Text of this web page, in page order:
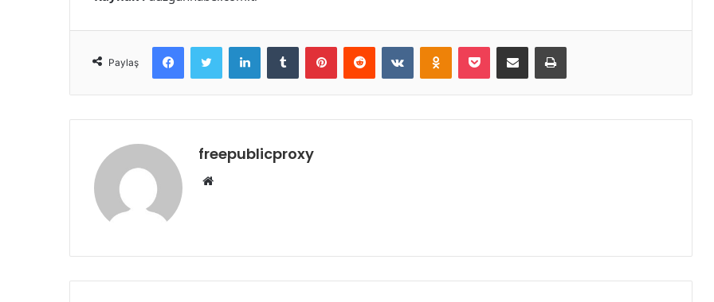
Paylaş
FacebookTwitter LinkedInTumblr PinterestReddit VKontakteOdnoklassniki
Pocket E-Posta ile paylaş Yazdır
freepublicproxy
Web